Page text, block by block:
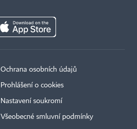
Ochrana osobních údajů
Prohlášení o cookies
Nastavení soukromí
Všeobecné smluvní podmínky